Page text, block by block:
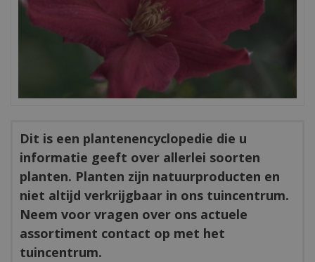
Dit is een plantenencyclopedie die u
informatie geeft over allerlei soorten
planten. Planten zijn natuurproducten en
niet altijd verkrijgbaar in ons tuincentrum.
Neem voor vragen over ons actuele
assortiment contact op met het
tuincentrum.